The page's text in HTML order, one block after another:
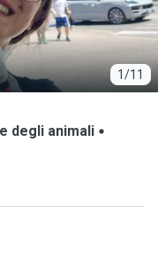
1/11
degli animali